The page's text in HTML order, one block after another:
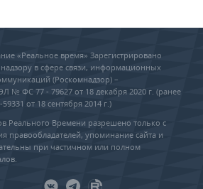
«Реальное время» Зарегистрировано
в сфере связи, информационных
(Роскомнадзор) –
№ ФС 77 - 79627 от 18 декабря 2020 г. (ранее
от 18 сентября 2014 г.)
Реального Времени разрешено только с
правообладателей, упоминание сайта и
при частичном или полном